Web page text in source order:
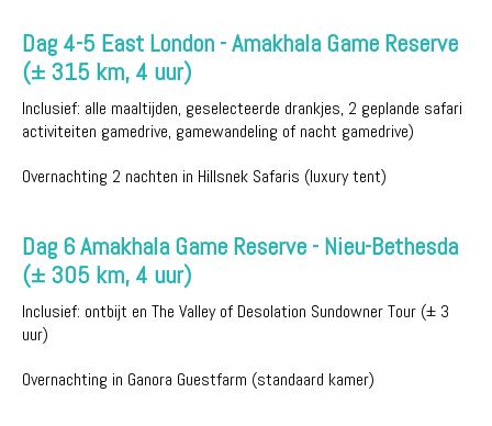
Dag 4-5 East London - Amakhala Game Reserve
(± 315 km, 4 uur)
Inclusief: alle maaltijden, geselecteerde drankjes, 2 geplande safari
activiteiten gamedrive, gamewandeling of nacht gamedrive)
Overnachting 2 nachten in Hillsnek Safaris (luxury tent)
Dag 6 Amakhala Game Reserve - Nieu-Bethesda
(± 305 km, 4 uur)
Inclusief: ontbijt en The Valley of Desolation Sundowner Tour (± 3
uur)
Overnachting in Ganora Guestfarm (standaard kamer)